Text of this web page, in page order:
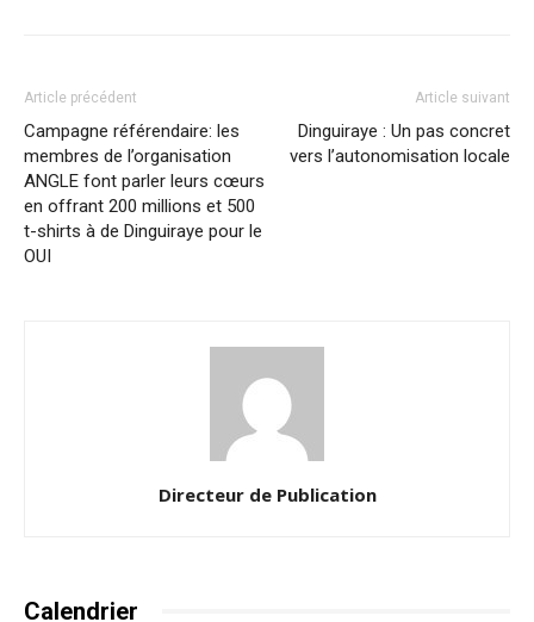
Article précédent
Campagne référendaire: les
membres de l’organisation
ANGLE font parler leurs cœurs
en offrant 200 millions et 500
t-shirts à de Dinguiraye pour le
OUI
Article suivant
Dinguiraye : Un pas concret
vers l’autonomisation locale
Directeur de Publication
Calendrier